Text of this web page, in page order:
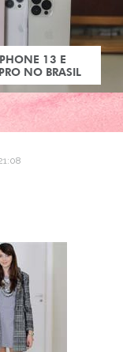
13 E
NO BRASIL